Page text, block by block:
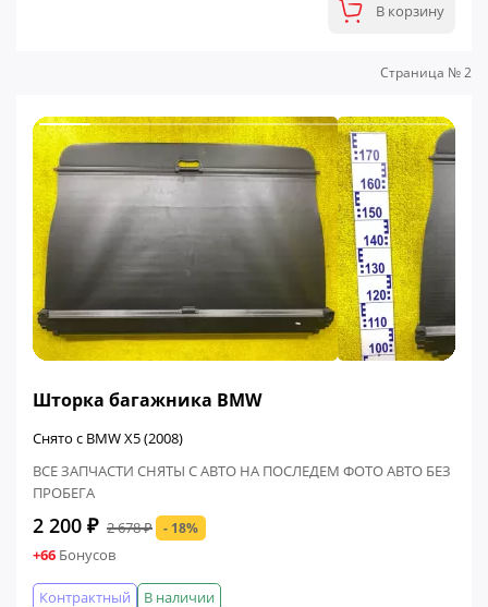
В корзину
Страница № 2
Шторка багажника BMW
Снято с BMW X5 (2008)
ВСЕ ЗАПЧАСТИ СНЯТЫ С АВТО НА ПОСЛЕДЕМ ФОТО АВТО БЕЗ
ПРОБЕГА
2 200 ₽ 2 678 ₽ - 18%
+66 Бонусов
В наличии
Контрактный